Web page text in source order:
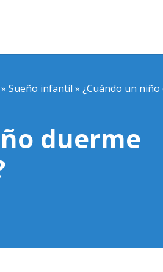
» Sueño infantil » ¿Cuándo un niño
duerme